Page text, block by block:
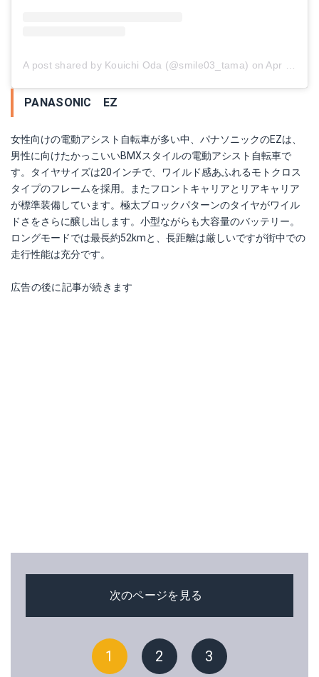
A post shared by Kouichi Oda (@smile03_tama) on Apr 21, 2018 at 1:13am PDT
PANASONIC EZ
女性向けの電動アシスト自転車が多い中、パナソニックのEZは、
男性に向けたかっこいいBMXスタイルの電動アシスト自転車で
す。タイヤサイズは20インチで、ワイルド感あふれるモトクロス
タイプのフレームを採用。またフロントキャリアとリアキャリア
が標準装備しています。極太ブロックパターンのタイヤがワイル
ドさをさらに醸し出します。小型ながらも大容量のバッテリー。
ロングモードでは最長約52kmと、長距離は厳しいですが街中での
走行性能は充分です。
広告の後に記事が続きます
次のページを見る
1 2 3